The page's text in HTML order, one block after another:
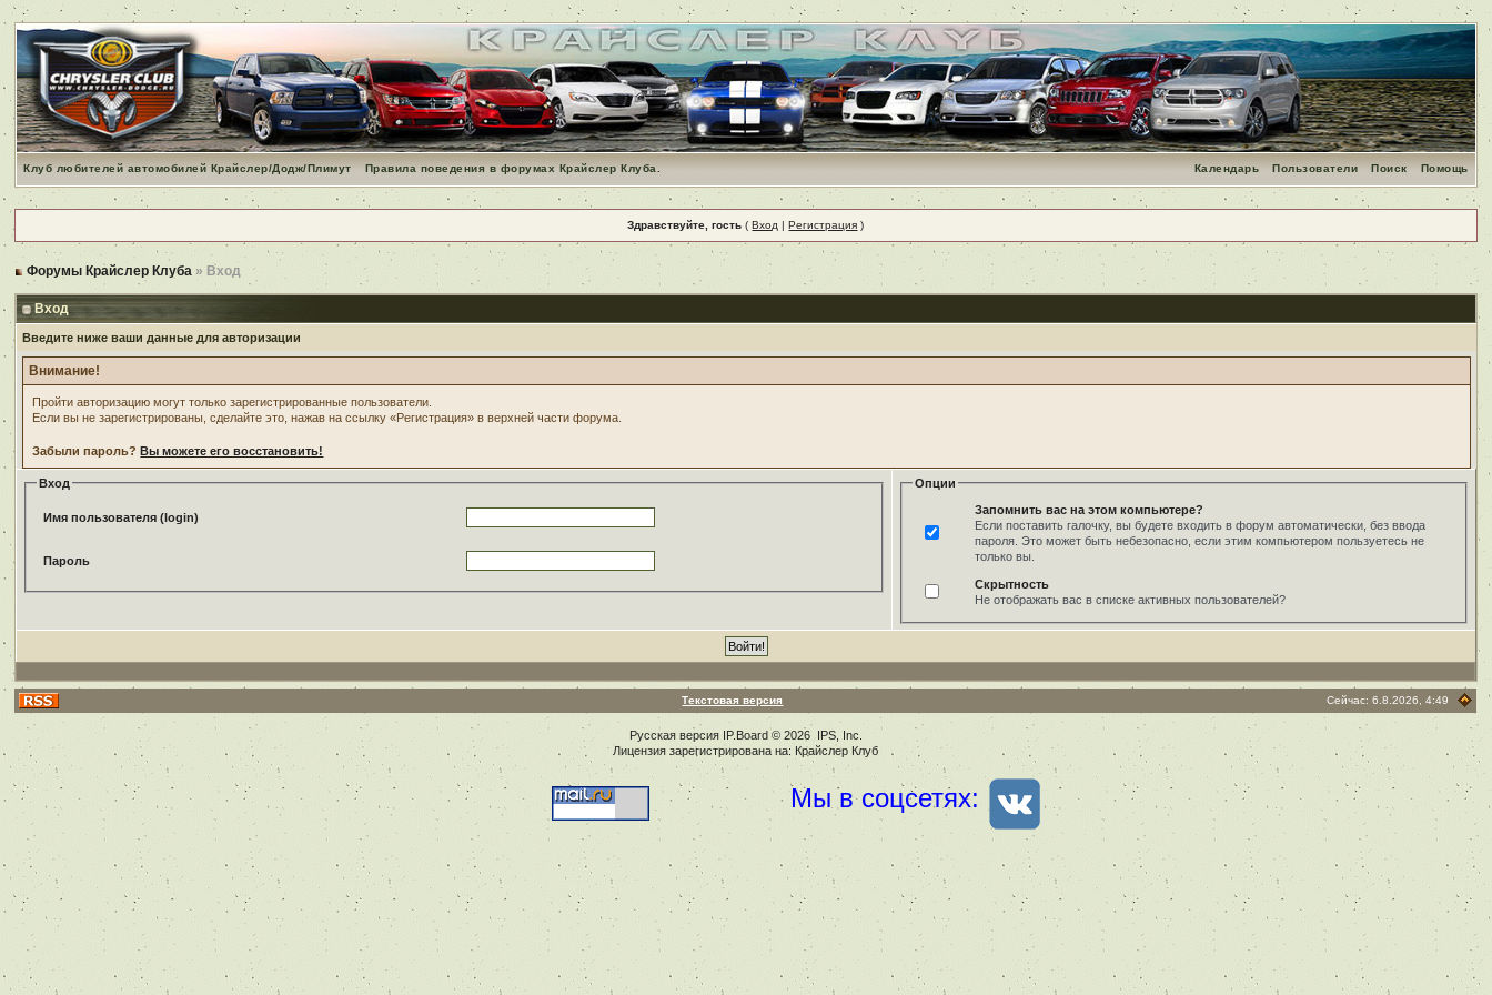
Клуб любителей автомобилей Крайслер/Додж/Плимут Правила поведения в форумах Крайслер Клуба. Помощь
Поиск
Пользователи
Календарь
Здравствуйте, гость (Вход |Регистрация )
Форумы Крайслер Клуба » Вход
Вход
Введите ниже ваши данные для авторизации
Внимание!
Пройти авторизацию могут только зарегистрированные пользователи.
Если вы не зарегистрированы, сделайте это, нажав на ссылку «Регистрация» в верхней части форума.
Забыли пароль?Вы можете его восстановить!
Вход
Имя пользователя (login)
Пароль
Опции
Запомнить вас на этом компьютере?
Если поставить галочку, вы будете входить в форум автоматически, без ввода
пароля. Это может быть небезопасно, если этим компьютером пользуетесь не
только вы.
Скрытность
Не отображать вас в списке активных пользователей?
Текстовая версия Сейчас: 6.8.2026, 4:49
Русская версия IP.Board© 2026IPS, Inc
Лицензия зарегистрирована на: Крайслер Клуб
Мы в соцсетях: